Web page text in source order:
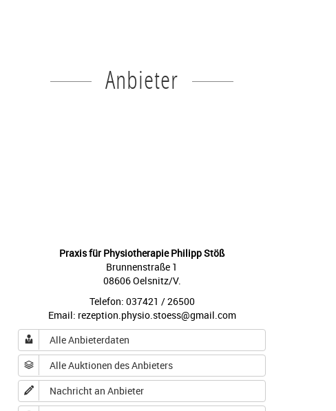
Anbieter
Praxis für Physiotherapie Philipp Stöß
Brunnenstraße 1
08606 Oelsnitz/V.
Telefon: 037421 / 26500
Email: rezeption.physio.stoess@gmail.com
Alle Anbieterdaten
Alle Auktionen des Anbieters
Nachricht an Anbieter